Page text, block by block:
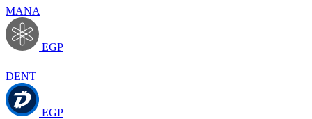
MANA
EGP
DENT
EGP